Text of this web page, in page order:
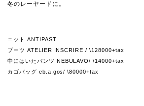
冬のレーヤードに。
ニット ANTIPAST
ブーツ ATELIER INSCRIRE / \128000+tax
中にはいたパンツ NEBULAVO/ \14000+tax
カゴバッグ eb.a.gos/ \80000+tax